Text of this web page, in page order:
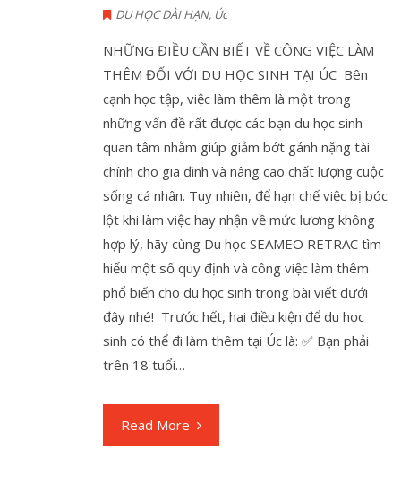
DU HỌC DÀI HẠN, Úc
NHỮNG ĐIỀU CẦN BIẾT VỀ CÔNG VIỆC LÀM
THÊM ĐỐI VỚI DU HỌC SINH TẠI ÚC Bên
cạnh học tập, việc làm thêm là một trong
những vấn đề rất được các bạn du học sinh
quan tâm nhằm giúp giảm bớt gánh nặng tài
chính cho gia đình và nâng cao chất lượng cuộc
sống cá nhân. Tuy nhiên, để hạn chế việc bị bóc
lột khi làm việc hay nhận về mức lương không
hợp lý, hãy cùng Du học SEAMEO RETRAC tìm
hiểu một số quy định và công việc làm thêm
phổ biến cho du học sinh trong bài viết dưới
đây nhé! Trước hết, hai điều kiện để du học
sinh có thể đi làm thêm tại Úc là: ✅ Bạn phải
trên 18 tuổi…
Read More